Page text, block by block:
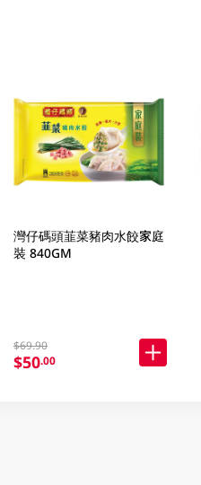
灣仔碼頭韮菜豬肉水餃家庭
裝 840GM
$69.90
$50.00